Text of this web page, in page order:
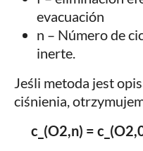
evacuación
n – Número de
inerte.
Jeśli metoda jest
ciśnienia,
c_(O2,n) =